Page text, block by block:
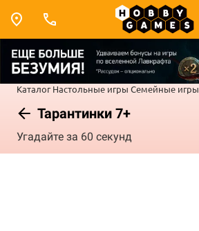
Каталог Настольные игры Семейные игры
Тарантинки 7+
Угадайте за 60 секунд